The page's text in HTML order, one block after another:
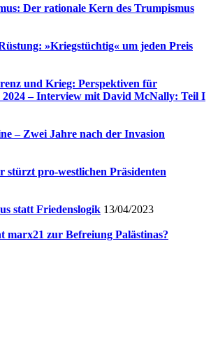
Der rationale Kern des Trumpismus
»Kriegstüchtig« um jeden Preis
und Krieg: Perspektiven für
2024 – Interview mit David McNally: Teil I
– Zwei Jahre nach der Invasion
stürzt pro-westlichen Präsidenten
statt Friedenslogik 13/04/2023
marx21 zur Befreiung Palästinas?